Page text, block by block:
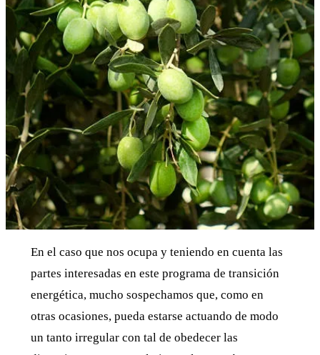
En el caso que nos ocupa y teniendo en cuenta las
partes interesadas en este programa de transición
energética, mucho sospechamos que, como en
otras ocasiones, pueda estarse actuando de modo
un tanto irregular con tal de obedecer las